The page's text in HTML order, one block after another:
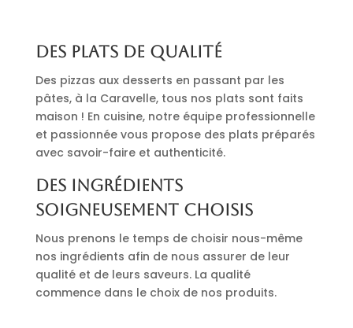
Des plats de qualité
Des pizzas aux desserts en passant par les
pâtes, à la Caravelle, tous nos plats sont faits
maison ! En cuisine, notre équipe professionnelle
et passionnée vous propose des plats préparés
avec savoir-faire et authenticité.
Des ingrédients
soigneusement choisis
Nous prenons le temps de choisir nous-même
nos ingrédients afin de nous assurer de leur
qualité et de leurs saveurs. La qualité
commence dans le choix de nos produits.